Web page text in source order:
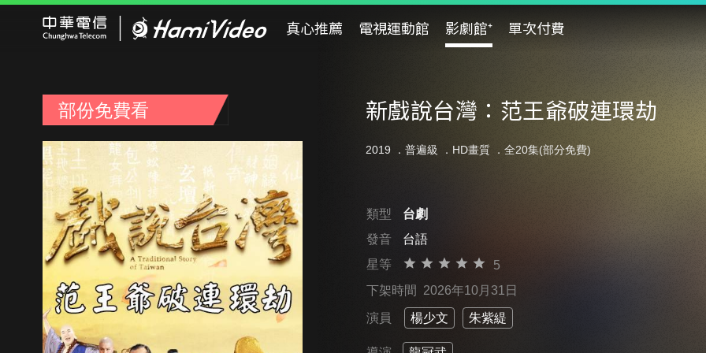
真心推薦 電視運動館 影劇館⁺ 單次付費
部份免費看 新戲說台灣：范王爺破連環劫
2019 ． 普遍級 ．HD畫質 ．全20集(部分免費)
類型
台劇
發音
台語
星等
5
下架時間 2026年10月31日
演員 楊少文 朱紫緹